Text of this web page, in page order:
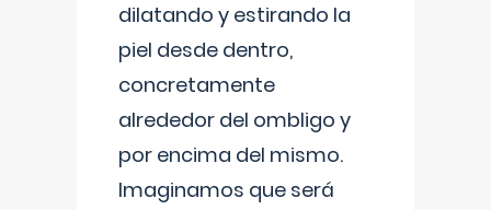
dilatando y estirando la
piel desde dentro,
concretamente
alrededor del ombligo y
por encima del mismo.
Imaginamos que será